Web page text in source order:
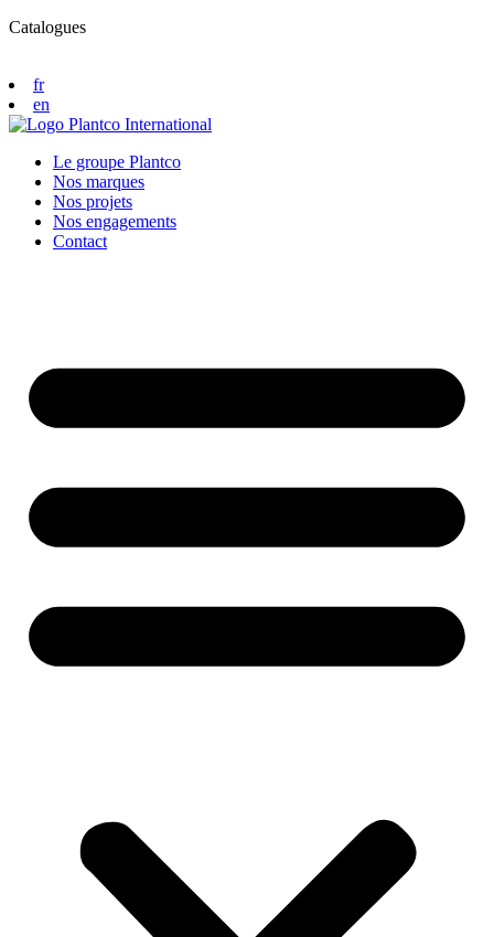
Catalogues
fr
en
Le groupe Plantco
Nos marques
Nos projets
Nos engagements
Contact